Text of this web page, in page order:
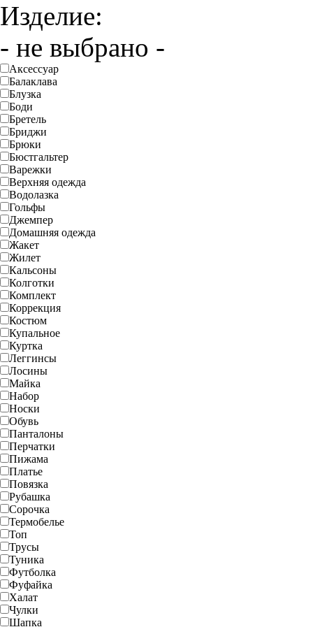
Изделие:
- не выбрано -
Аксессуар
Балаклава
Блузка
Боди
Бретель
Бриджи
Брюки
Бюстгальтер
Варежки
Верхняя одежда
Водолазка
Гольфы
Джемпер
Домашняя одежда
Жакет
Жилет
Кальсоны
Колготки
Комплект
Коррекция
Костюм
Купальное
Куртка
Леггинсы
Лосины
Майка
Набор
Носки
Обувь
Панталоны
Перчатки
Пижама
Платье
Повязка
Рубашка
Сорочка
Термобелье
Топ
Трусы
Туника
Футболка
Фуфайка
Халат
Чулки
Шапка